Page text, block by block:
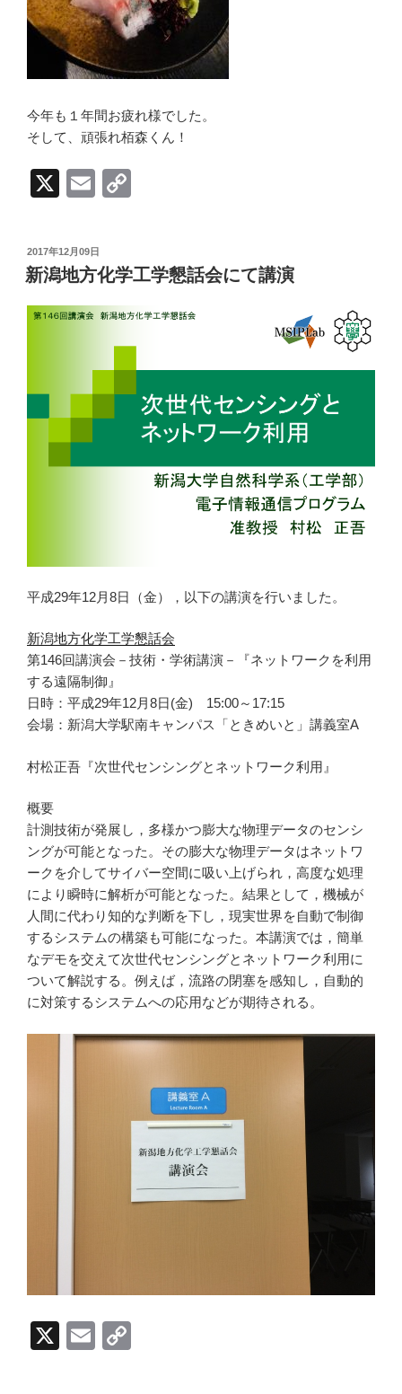
今年も１年間お疲れ様でした。
そして、頑張れ栢森くん！
X
E
ail
y
n
k
投
稿
日:
2017年12月09日
新潟地方化学工学懇話会にて講演
平成29年12月8日（金），以下の講演を行いました。
新潟地方化学工学懇話会
第146回講演会－技術・学術講演－『ネットワークを利用
する遠隔制御』
日時：平成29年12月8日(金) 15:00～17:15
会場：新潟大学駅南キャンパス「ときめいと」講義室A
村松正吾『次世代センシングとネットワーク利用』
概要
計測技術が発展し，多様かつ膨大な物理データのセンシ
ングが可能となった。その膨大な物理データはネットワ
ークを介してサイバー空間に吸い上げられ，高度な処理
により瞬時に解析が可能となった。結果として，機械が
人間に代わり知的な判断を下し，現実世界を自動で制御
するシステムの構築も可能になった。本講演では，簡単
なデモを交えて次世代センシングとネットワーク利用に
ついて解説する。例えば，流路の閉塞を感知し，自動的
に対策するシステムへの応用などが期待される。
X
E